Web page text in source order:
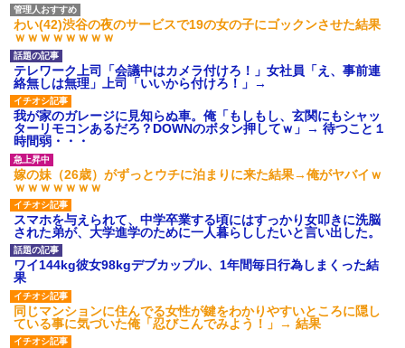
わい(42)渋谷の夜のサービスで19の女の子にゴックンさせた結果
ｗｗｗｗｗｗｗｗ
テレワーク上司「会議中はカメラ付けろ！」女社員「え、事前連
絡無しは無理」上司「いいから付けろ！」→
我が家のガレージに見知らぬ車。俺「もしもし、玄関にもシャッ
ターリモコンあるだろ？DOWNのボタン押してｗ」→ 待つこと１
時間弱・・・
嫁の妹（26歳）がずっとウチに泊まりに来た結果→俺がヤバイｗ
ｗｗｗｗｗｗｗ
スマホを与えられて、中学卒業する頃にはすっかり女叩きに洗脳
された弟が、大学進学のために一人暮らししたいと言い出した。
ワイ144kg彼女98kgデブカップル、1年間毎日行為しまくった結
果
同じマンションに住んでる女性が鍵をわかりやすいところに隠し
ている事に気づいた俺「忍びこんでみよう！」→ 結果